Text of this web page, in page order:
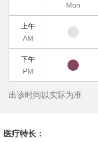
Mon
上午
AM
下午
PM
出诊时间以实际为准
医疗特长：